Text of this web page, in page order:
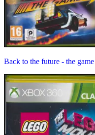
Back to the future - the game